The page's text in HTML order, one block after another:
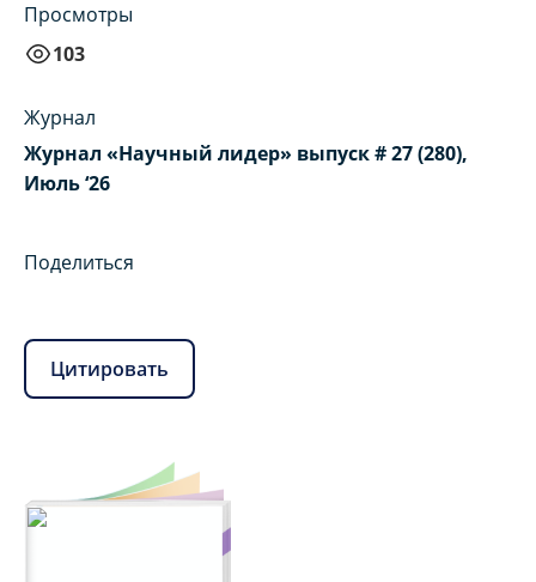
Просмотры
103
Журнал
Журнал «Научный лидер» выпуск # 27 (280),
Июль ‘26
Поделиться
Цитировать